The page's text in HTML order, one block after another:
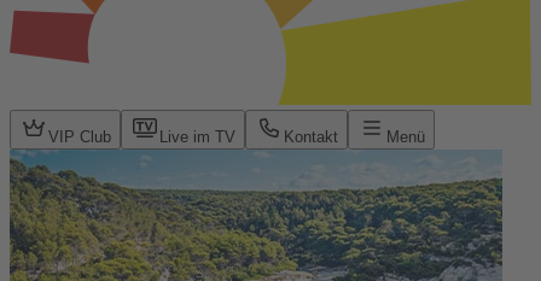
VIP Club Live im TV Kontakt Menü